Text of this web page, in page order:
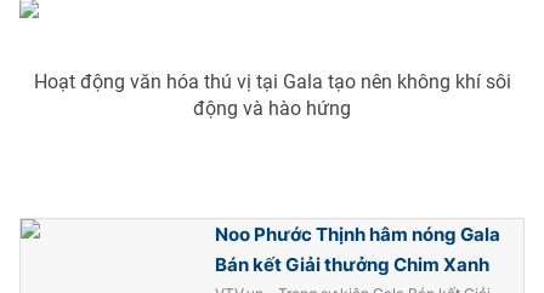
thông tin từ website này.
Hoạt động văn hóa thú vị tại Gala tạo nên không khí sôi
động và hào hứng
Noo Phước Thịnh hâm nóng Gala
Bán kết Giải thưởng Chim Xanh